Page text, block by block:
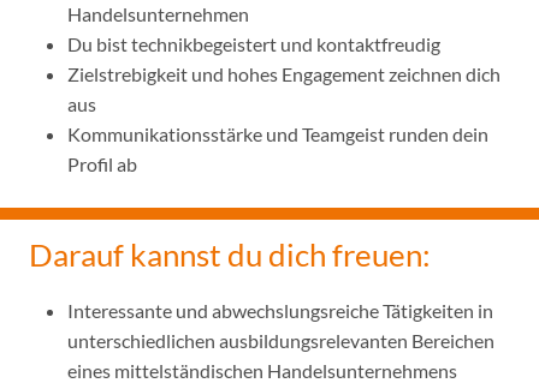
Handelsunternehmen
Du bist technikbegeistert und kontaktfreudig
Zielstrebigkeit und hohes Engagement zeichnen dich
aus
Kommunikationsstärke und Teamgeist runden dein
Profil ab
Darauf kannst du dich freuen:
Interessante und abwechslungsreiche Tätigkeiten in
unterschiedlichen ausbildungsrelevanten Bereichen
eines mittelständischen Handelsunternehmens